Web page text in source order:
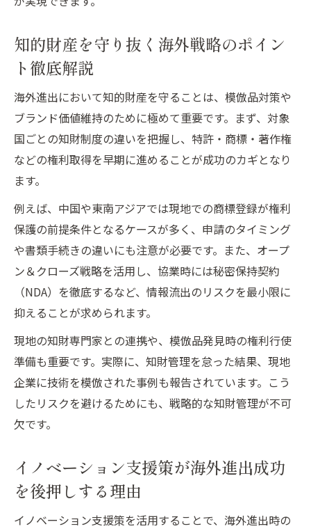
知的財産を守り抜く海外戦略のポイン
ト徹底解説
海外進出において知的財産を守ることは、模倣品対策や
ブランド価値維持のために極めて重要です。まず、対象
国ごとの知財制度の違いを把握し、特許・商標・著作権
などの権利取得を早期に進めることが成功のカギとなり
ます。
例えば、中国や東南アジアでは現地での商標登録が権利
保護の前提条件となるケースが多く、申請のタイミング
や書類手続きの違いにも注意が必要です。また、オープ
ン＆クローズ戦略を活用し、協業時には秘密保持契約
（NDA）を徹底するなど、情報流出のリスクを最小限に
抑えることが求められます。
現地の知財専門家との連携や、模倣品発見時の権利行使
準備も重要です。実際に、知財管理を怠った結果、現地
企業に技術を模倣された事例も報告されています。こう
したリスクを避けるためにも、戦略的な知財管理が不可
欠です。
イノベーション支援策が海外進出成功
を後押しする理由
イノベーション支援策を活用することで、海外進出時の